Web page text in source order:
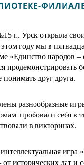
п. Урск открыла
году мы в
«Единство народов
понимать друг друга.
разнообразные
пробовали себя в
в викторинах.
исторических дат и